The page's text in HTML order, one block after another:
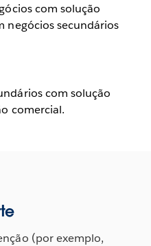
com solução
negócios secundários
com solução
comercial.
(por exemplo,